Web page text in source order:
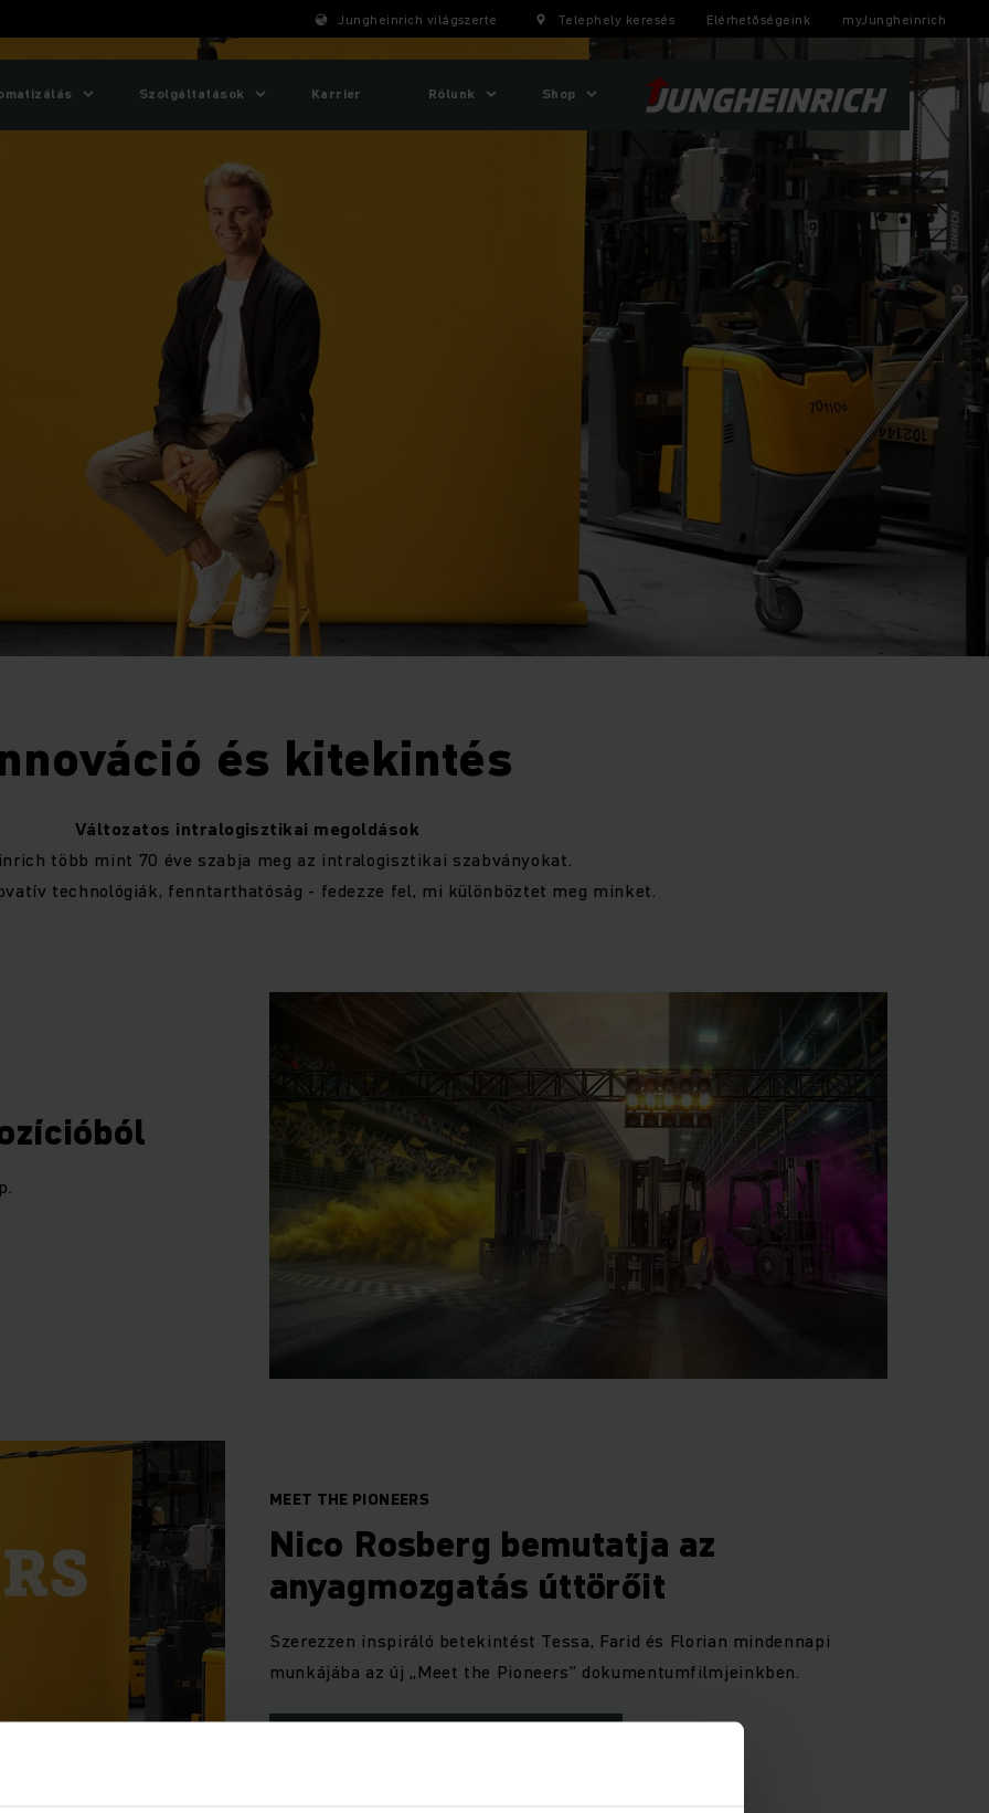
Jungheinrich világszerte Telephely keresés Elérhetőségeink myJungheinrich
Szolgáltatások Karrier Rólunk Shop
és kitekintés
Változatos intralogisztikai megoldások
több mint 70 éve szabja meg az intralogisztikai szabványokat.
technológiák, fenntarthatóság - fedezze fel, mi különböztet meg minket.
MEET THE PIONEERS
Nico Rosberg bemutatja az
anyagmozgatás úttörőit
Szerezzen inspiráló betekintést Tessa, Farid és Florian mindennapi
munkájába az új „Meet the Pioneers” dokumentumfilmjeinkben.